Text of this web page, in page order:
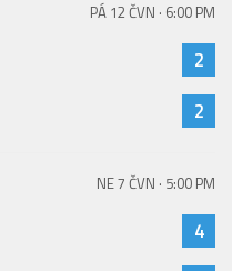
PÁ 12 ČVN · 6:00 PM
2
2
NE 7 ČVN · 5:00 PM
4